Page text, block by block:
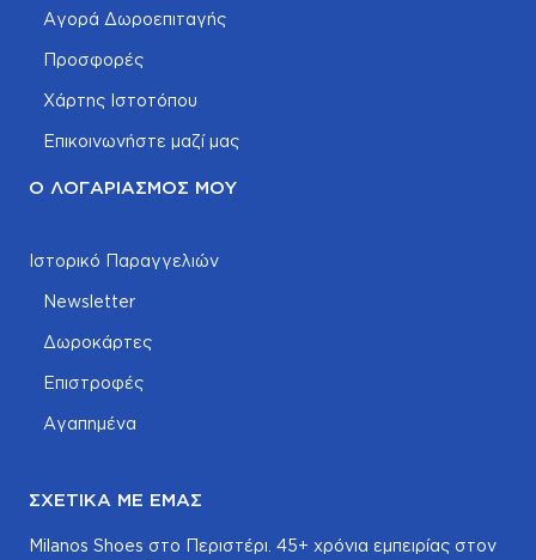
Αγορά Δωροεπιταγής
Προσφορές
Χάρτης Ιστοτόπου
Επικοινωνήστε μαζί μας
Ο ΛΟΓΑΡΙΑΣΜΌΣ ΜΟΥ
Ιστορικό Παραγγελιών
Newsletter
Δωροκάρτες
Επιστροφές
Αγαπημένα
ΣΧΕΤΙΚΆ ΜΕ ΕΜΆΣ
Milanos Shoes στο Περιστέρι. 45+ χρόνια εμπειρίας στον